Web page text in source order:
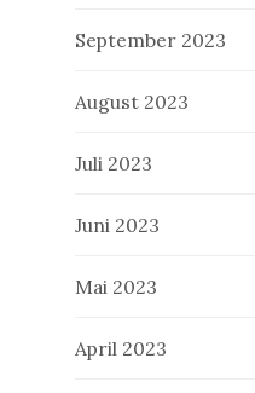
September 2023
August 2023
Juli 2023
Juni 2023
Mai 2023
April 2023